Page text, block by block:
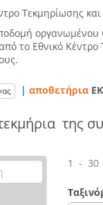
Τεκμηρίωσης
το Εθνικό
| αποθετήρια
της
1 - 30